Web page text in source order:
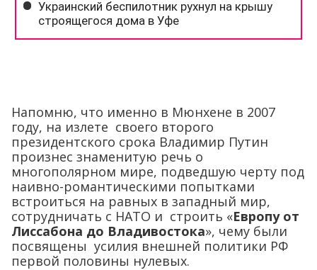
Напомню, что именно в Мюнхене в 2007
году, на излете своего второго
президентского срока Владимир Путин
произнес знаменитую речь о
многополярном мире, подведшую черту под
наивно-романтическими попытками
встроиться на равных в западный мир,
сотрудничать с НАТО и строить «Европу от
Лиссабона до Владивостока», чему были
посвящены усилия внешней политики РФ
первой половины нулевых.